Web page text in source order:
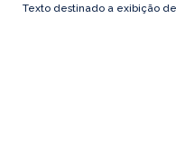
Texto destinado a exibição